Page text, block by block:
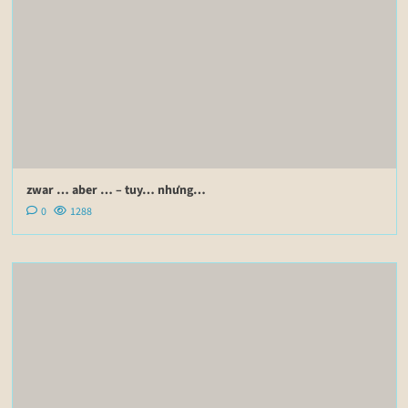
zwar … aber … – tuy… nhưng…
0 1288